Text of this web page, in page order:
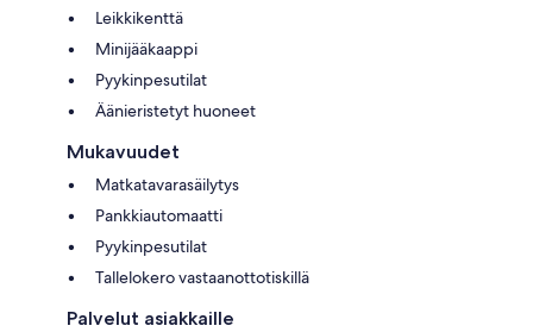
Leikkikenttä
Minijääkaappi
Pyykinpesutilat
Äänieristetyt huoneet
Mukavuudet
Matkatavarasäilytys
Pankkiautomaatti
Pyykinpesutilat
Tallelokero vastaanottotiskillä
Palvelut asiakkaille